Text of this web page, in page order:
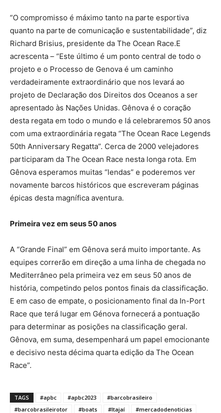
“O compromisso é máximo tanto na parte esportiva
quanto na parte de comunicação e sustentabilidade”, diz
Richard Brisius, presidente da The Ocean Race.E
acrescenta – “Este último é um ponto central de todo o
projeto e o Processo de Genova é um caminho
verdadeiramente extraordinário que nos levará ao
projeto de Declaração dos Direitos dos Oceanos a ser
apresentado às Nações Unidas. Gênova é o coração
desta regata em todo o mundo e lá celebraremos 50 anos
com uma extraordinária regata “The Ocean Race Legends
50th Anniversary Regatta”. Cerca de 2000 velejadores
participaram da The Ocean Race nesta longa rota. Em
Gênova esperamos muitas “lendas” e poderemos ver
novamente barcos históricos que escreveram páginas
épicas desta magnífica aventura.
Primeira vez em seus 50 anos
A “Grande Final” em Gênova será muito importante. As
equipes correrão em direção a uma linha de chegada no
Mediterrâneo pela primeira vez em seus 50 anos de
história, competindo pelos pontos finais da classificação.
E em caso de empate, o posicionamento final da In-Port
Race que terá lugar em Génova fornecerá a pontuação
para determinar as posições na classificação geral.
Gênova, em suma, desempenhará um papel emocionante
e decisivo nesta décima quarta edição da The Ocean
Race”.
TAGS #apbc #apbc2023
#barcobrasileiro
#barcobrasileirotor
#boats #Itajaí #mercadodenoticias